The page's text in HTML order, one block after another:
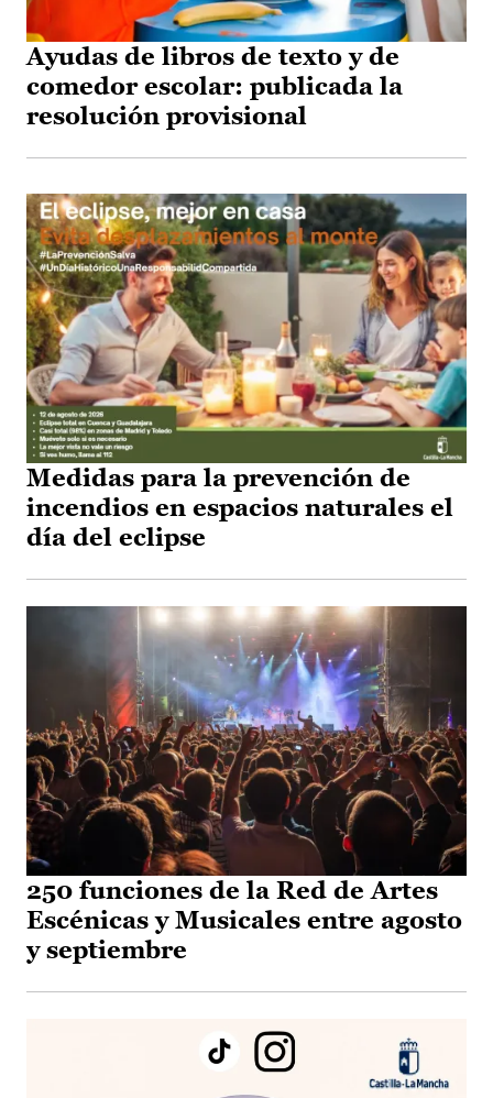
Ayudas de libros de texto y de
comedor escolar: publicada la
resolución provisional
Medidas para la prevención de
incendios en espacios naturales el
día del eclipse
250 funciones de la Red de Artes
Escénicas y Musicales entre agosto
y septiembre